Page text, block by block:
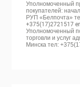
Уполномоченный
покупателей:
РУП «Белпочта»
+375(17)2721517
Уполномоченный
торговли и услуг
Минска тел: